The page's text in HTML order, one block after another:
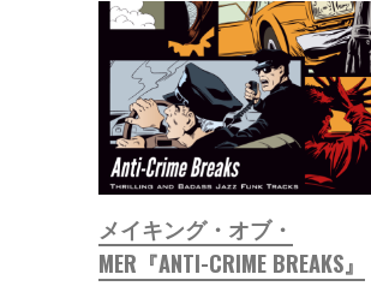
メイキング・オブ・
MER『ANTI-CRIME BREAKS』